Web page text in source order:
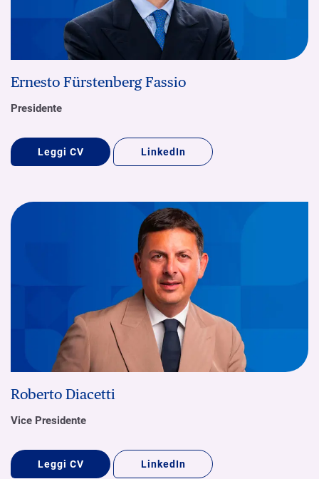
Ernesto Fürstenberg Fassio
Presidente
Leggi CV LinkedIn
Roberto Diacetti
Vice Presidente
Leggi CV LinkedIn